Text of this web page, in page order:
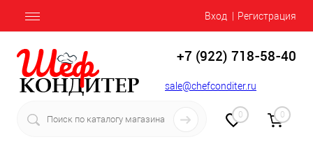
Вход Регистрация
+7 (922) 718-58-40
sale@chefconditer.ru
0 0